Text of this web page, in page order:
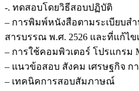
-. ทดสอบโดยวิธีสอบปฏิบัติ
– การพิมพ์หนังสือตามระเบียบส
สารบรรณ พ.ศ. 2526 และที่แก้ไข
– การใช้คอมพิวเตอร์ โปรแกรม
– แนวข้อสอบ สังคม เศรษฐกิจ ก
– เทคนิคการสอบสัมภาษณ์